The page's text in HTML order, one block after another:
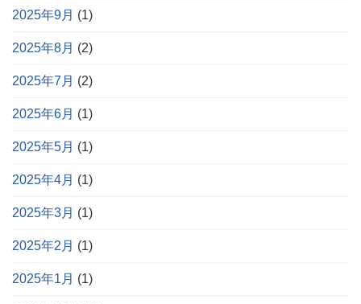
2025年9月 (1)
2025年8月 (2)
2025年7月 (2)
2025年6月 (1)
2025年5月 (1)
2025年4月 (1)
2025年3月 (1)
2025年2月 (1)
2025年1月 (1)